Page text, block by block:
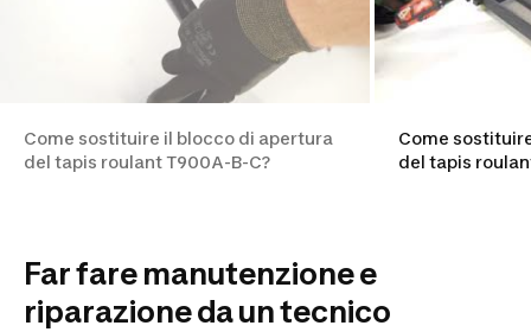
Come sostituire il blocco di apertura
del tapis roulant T900A-B-C?
Come
del tapis
Far fare manutenzione e
riparazione da un tecnico